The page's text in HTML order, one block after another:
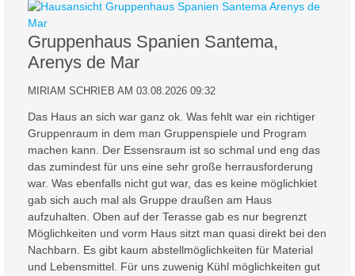
Gruppenhaus Spanien Santema,
Arenys de Mar
MIRIAM SCHRIEB AM 03.08.2026 09:32
Das Haus an sich war ganz ok. Was fehlt war ein richtiger
Gruppenraum in dem man Gruppenspiele und Program
machen kann. Der Essensraum ist so schmal und eng das
das zumindest für uns eine sehr große herrausforderung
war. Was ebenfalls nicht gut war, das es keine möglichkiet
gab sich auch mal als Gruppe draußen am Haus
aufzuhalten. Oben auf der Terasse gab es nur begrenzt
Möglichkeiten und vorm Haus sitzt man quasi direkt bei den
Nachbarn. Es gibt kaum abstellmöglichkeiten für Material
und Lebensmittel. Für uns zuwenig Kühl möglichkeiten gut